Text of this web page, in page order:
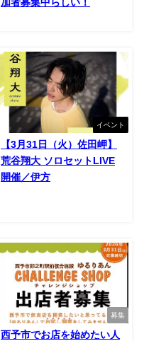
加者募集中らしい！
イベント
【3月31日（火）佐田岬】
荒谷翔大 ソロセットLIVE
開催／伊方
募集
西予市でお店を始めたい人